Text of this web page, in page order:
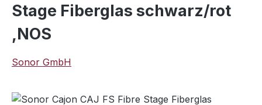
Stage Fiberglas schwarz/rot
,NOS
Sonor GmbH
Bildergalerie überspringen